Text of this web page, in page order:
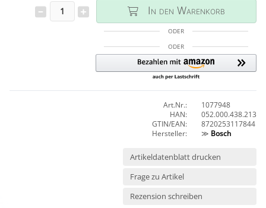
In den Warenkorb
ODER
ODER
Art.Nr.:
1077948
HAN:
052.000.438.213
GTIN/EAN:
8720253117844
Hersteller:
≫ Bosch
Artikeldatenblatt drucken
Frage zu Artikel
Rezension schreiben